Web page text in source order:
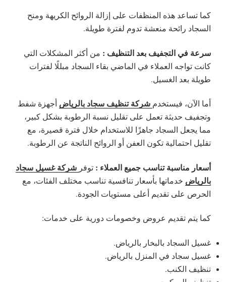
كما تساعد هذه المنظفات على إزالة الروائح الكريهة ومنح
السجاد رائحة منعشة تدوم لفترة طويلة.
سرعة في التجفيف بعد التنظيف : من أكثر المشكلات التي
كانت تواجه العملاء في الماضي بقاء السجاد مبللًا لفترات
طويلة بعد الغسيل.
أما الآن، فيستخدم شركة تنظيف سجاد بالرياض أجهزة شفط
وتجفيف حديثة تعمل على تقليل نسبة الرطوبة بشكل كبير،
مما يجعل السجاد جاهزًا للاستخدام خلال فترة قصيرة، مع
تقليل احتمالية تكون العفن أو الروائح الناتجة عن الرطوبة.
أسعار مناسبة تناسب جميع العملاء : توفر شركة غسيل سجاد
بالرياض خدماتها بأسعار تنافسية تناسب مختلف الفئات، مع
الحرص على تقديم أعلى مستويات الجودة.
كما يتم تقديم عروض وخصومات دورية على خدمات:
غسيل السجاد بالبخار بالرياض.
غسيل سجاد في المنزل بالرياض.
تنظيف الكنب.